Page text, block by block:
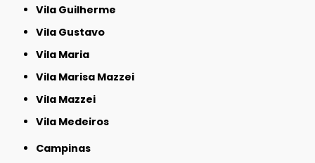
Vila Guilherme
Vila Gustavo
Vila Maria
Vila Marisa Mazzei
Vila Mazzei
Vila Medeiros
Campinas